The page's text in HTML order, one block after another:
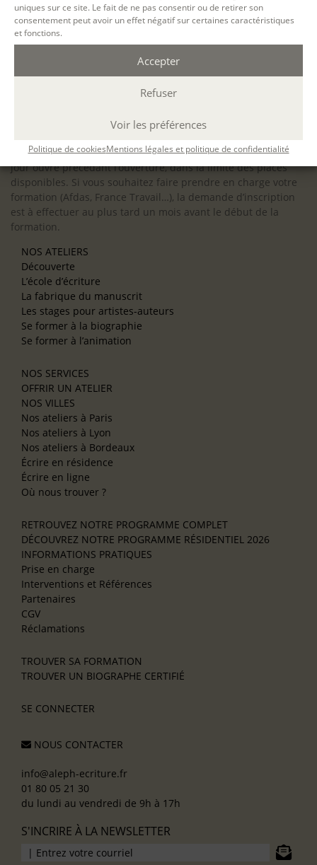
uniques sur ce site. Le fait de ne pas consentir ou de retirer son
consentement peut avoir un effet négatif sur certaines caractéristiques
et fonctions.
Accepter
Refuser
Voir les préférences
Politique de cookiesMentions légales et politique de confidentialité
Accessibilité : ALEPH-ÉCRITURE est sensible à l’inclusion des
personnes en situation de handicap. Si vous avez besoin
d’un aménagement spécifique de programme, n’hésitez pas
à nous contacter en amont de votre inscription afin
supports, accessibilité de nos salles).
inscriptions à nos activités sont ouvertes jusqu’au dernier
jour ouvré précédant l’ouverture, dans la limite des places
disponibles. Si vous souhaitez faire prendre en charge votre
formation (Afdas, France Travail…), la demande d’inscription
est à effectuer au plus tard un mois avant le début de la
formation.
NOS ATELIERS
Découverte
L’école d’écriture
La fabrique du manuscrit
Les stages pour artistes-auteurs
Se former à la biographie
Se former à l’animation
NOS SERVICES
OFFRIR UN ATELIER
NOS VILLES
Nos ateliers à Paris
Nos ateliers à Lyon
Nos ateliers à Bordeaux
Écrire en résidence
Écrire en ligne
Où nous trouver ?
RETROUVEZ NOTRE PROGRAMME COMPLET
DÉCOUVREZ NOTRE PROGRAMME RÉSIDENTIEL 2026
INFORMATIONS PRATIQUES
Prise en charge
Interventions et Références
Partenaires
CGV
Réclamations
TROUVER SA FORMATION
TROUVER UN BIOGRAPHE CERTIFIÉ
SE CONNECTER
NOUS CONTACTER
info@aleph-ecriture.fr
01 80 05 21 30
du lundi au vendredi de 9h à 17h
S'INCRIRE À LA NEWSLETTER